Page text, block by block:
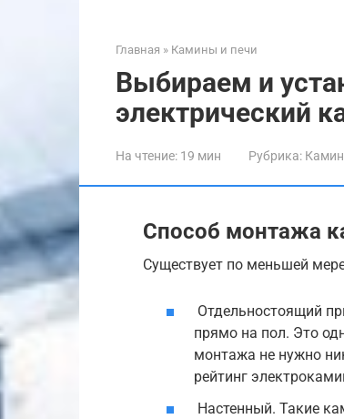
Главная » Камины и печи
Выбираем и
электрический
На чтение: 19 мин Рубрика:
Способ монтажа
Существует по меньшей
Отдельностоящий
прямо на пол. Это
монтажа не нужно
рейтинг
Настенный. Такие